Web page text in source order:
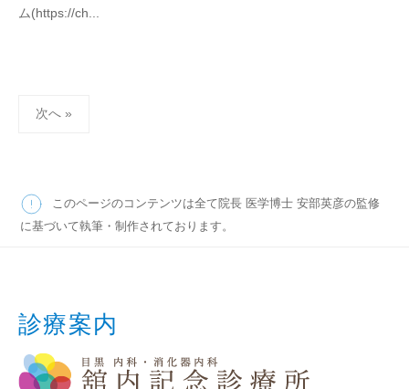
t
ム(https://ch...
ー
ジ
次へ »
このページのコンテンツは全て院長 医学博士 安部英彦の監修
に基づいて執筆・制作されております。
診療案内